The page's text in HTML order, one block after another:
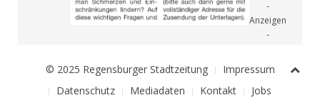
© 2025 Regensburger Stadtzeitung
Impressum
Datenschutz
Mediadaten Kontakt Jobs